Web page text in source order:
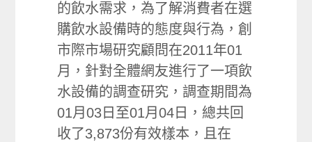
的飲水需求，為了解消費者在選
購飲水設備時的態度與行為，創
市際市場研究顧問在2011年01
月，針對全體網友進行了一項飲
水設備的調查研究，調查期間為
01月03日至01月04日，總共回
收了3,873份有效樣本，且在